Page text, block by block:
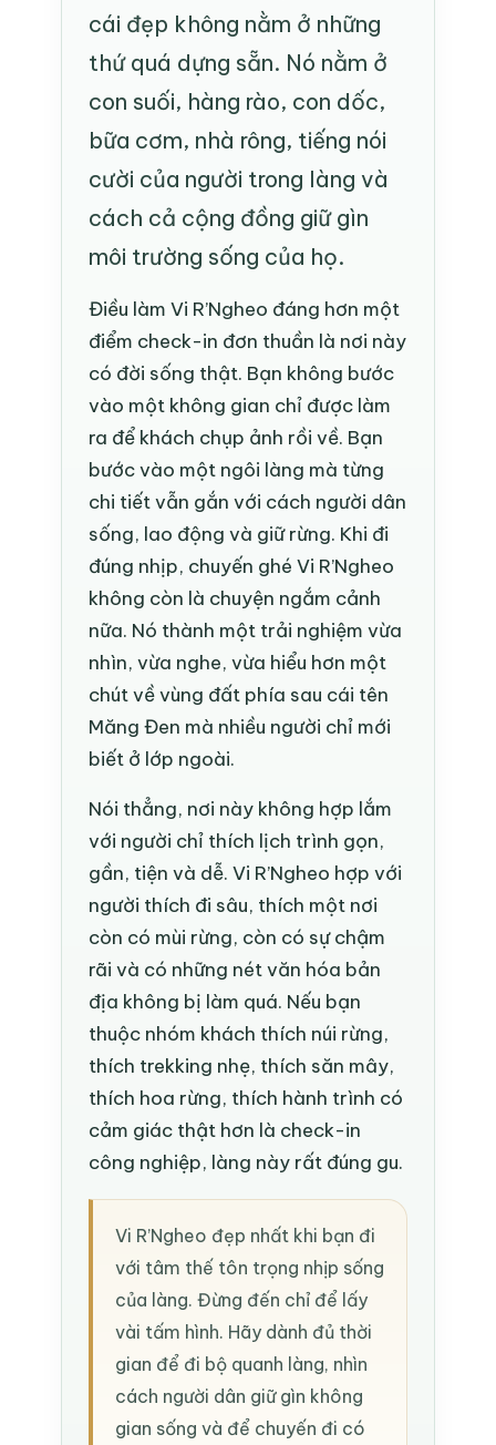
cái đẹp không nằm ở những
thứ quá dựng sẵn. Nó nằm ở
con suối, hàng rào, con dốc,
bữa cơm, nhà rông, tiếng nói
cười của người trong làng và
cách cả cộng đồng giữ gìn
môi trường sống của họ.
Điều làm Vi R’Ngheo đáng hơn một
điểm check-in đơn thuần là nơi này
có đời sống thật. Bạn không bước
vào một không gian chỉ được làm
ra để khách chụp ảnh rồi về. Bạn
bước vào một ngôi làng mà từng
chi tiết vẫn gắn với cách người dân
sống, lao động và giữ rừng. Khi đi
đúng nhịp, chuyến ghé Vi R’Ngheo
không còn là chuyện ngắm cảnh
nữa. Nó thành một trải nghiệm vừa
nhìn, vừa nghe, vừa hiểu hơn một
chút về vùng đất phía sau cái tên
Măng Đen mà nhiều người chỉ mới
biết ở lớp ngoài.
Nói thẳng, nơi này không hợp lắm
với người chỉ thích lịch trình gọn,
gần, tiện và dễ. Vi R’Ngheo hợp với
người thích đi sâu, thích một nơi
còn có mùi rừng, còn có sự chậm
rãi và có những nét văn hóa bản
địa không bị làm quá. Nếu bạn
thuộc nhóm khách thích núi rừng,
thích trekking nhẹ, thích săn mây,
thích hoa rừng, thích hành trình có
cảm giác thật hơn là check-in
công nghiệp, làng này rất đúng gu.
Vi R’Ngheo đẹp nhất khi bạn đi
với tâm thế tôn trọng nhịp sống
của làng. Đừng đến chỉ để lấy
vài tấm hình. Hãy dành đủ thời
gian để đi bộ quanh làng, nhìn
cách người dân giữ gìn không
gian sống và để chuyến đi có